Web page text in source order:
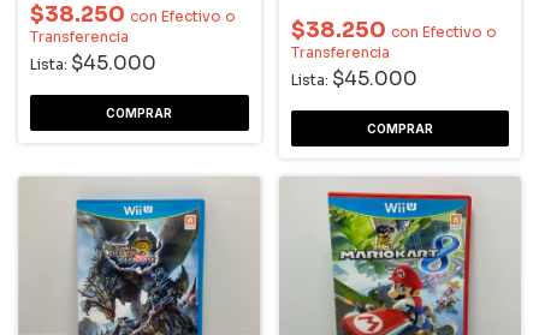
$38.250 con Efectivo o
Transferencia
Lista: $45.000
$38.250 con Efectivo o
Transferencia
Lista: $45.000